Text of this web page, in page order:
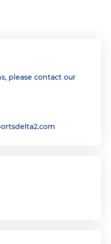
please contact our